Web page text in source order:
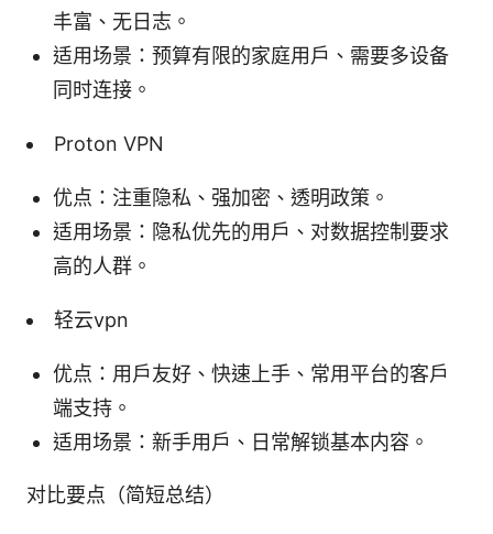
丰富、无日志。
适用场景：预算有限的家庭用户、需要多设备
同时连接。
Proton VPN
优点：注重隐私、强加密、透明政策。
适用场景：隐私优先的用户、对数据控制要求
高的人群。
轻云vpn
优点：用户友好、快速上手、常用平台的客户
端支持。
适用场景：新手用户、日常解锁基本内容。
对比要点（简短总结）